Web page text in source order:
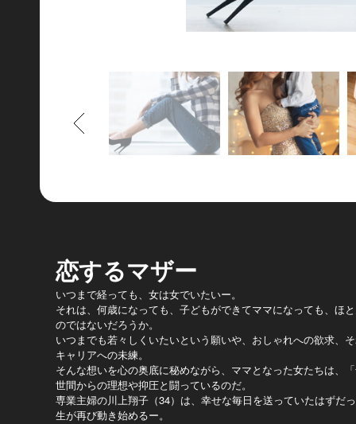
恋するマザー
いつまで経っても、女は女でいたいー。
それは、何歳になっても、子どもができてママになっても、ほ
のではないだろうか。
いつまでも若々しくいたいという願いや、おしゃれへの欲求、
キャリアへの未練。
そんな想いを心の奥底に秘めながら、ママとなった女たちは、
世間からの理想や抑圧と闘っているのだ。
専業主婦の川上翔子（34）は、幸せな毎日を送っていたはずだ
生が再び動き始めるー。